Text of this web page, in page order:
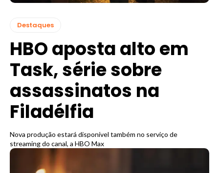
Destaques
HBO aposta alto em
Task, série sobre
assassinatos na
Filadélfia
Nova produção estará disponível também no serviço de
streaming do canal, a HBO Max